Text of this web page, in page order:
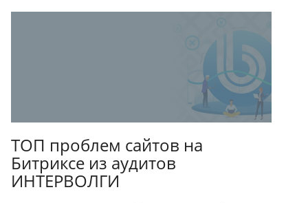
ТОП проблем сайтов на
Битриксе из аудитов
ИНТЕРВОЛГИ